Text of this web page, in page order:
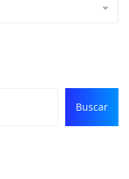
Buscar